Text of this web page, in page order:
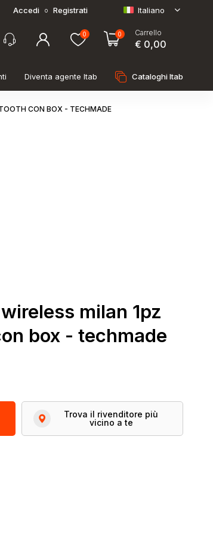
Accedi o Registrati Italiano
0 0 Carrello
€ 0,00
Diventa agente Itab Cataloghi Itab
CON BOX - TECHMADE
milan 1pz
box - techmade
Trova il rivenditore più
vicino a te